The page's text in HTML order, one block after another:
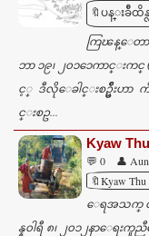
n
s
🔖ပန္းခ်ီထိ
ကြၽန္ေတာ္
ဘာ ၁၉၊ ၂၀၁၁ေကာင္းက
င့္ ဒီလိုေခါင္းစဥ္မ်ိဳးဟာ က်
င္းစဥ...
Kyaw
💬 0 👤
🔖Kyaw
ေရအသက္ တ
န္န၀ါရီ ၈၊ ၂၀၁၂နာေ